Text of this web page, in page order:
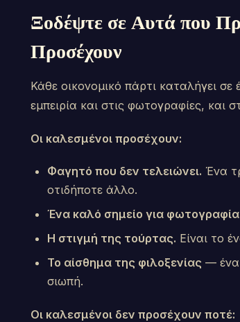
Ξοδέψτε σε Αυτά που
Προσέχουν
Κάθε οικονομικό πάρτι καταλήγει
εμπειρία και στις φωτογραφίες,
Οι καλεσμένοι προσέχουν:
Φαγητό που δεν τελειώνει. Ένα
οτιδήποτε άλλο.
Ένα καλό σημείο για
Η στιγμή της τούρτας. Είναι το
Το αίσθημα της φιλοξενίας — ένα
σιωπή.
Οι καλεσμένοι δεν προσέχουν ποτέ: